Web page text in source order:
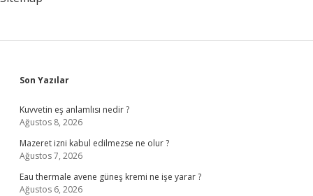
Sidebar
Son Yazılar
Kuvvetin eş anlamlısı nedir ?
Ağustos 8, 2026
Mazeret izni kabul edilmezse ne olur ?
Ağustos 7, 2026
Eau thermale avene güneş kremi ne işe yarar ?
Ağustos 6, 2026